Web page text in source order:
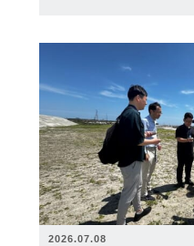
2026.07.08